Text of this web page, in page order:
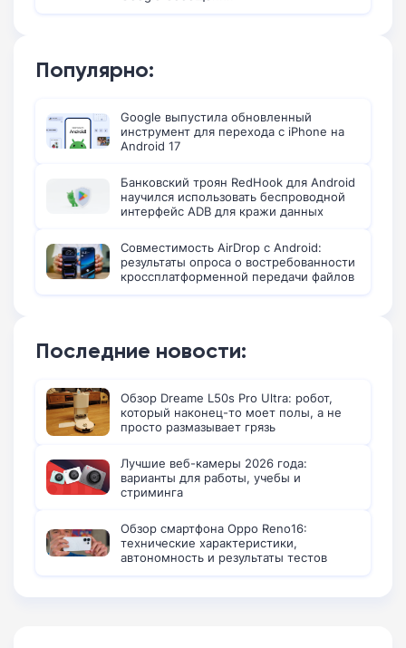
Популярно:
Google выпустила обновленный
инструмент для перехода с iPhone на
Android 17
Банковский троян RedHook для Android
научился использовать беспроводной
интерфейс ADB для кражи данных
Совместимость AirDrop с Android:
результаты опроса о востребованности
кроссплатформенной передачи файлов
Последние новости:
Обзор Dreame L50s Pro Ultra: робот,
который наконец-то моет полы, а не
просто размазывает грязь
Лучшие веб-камеры 2026 года:
варианты для работы, учебы и
стриминга
Обзор смартфона Oppo Reno16:
технические характеристики,
автономность и результаты тестов